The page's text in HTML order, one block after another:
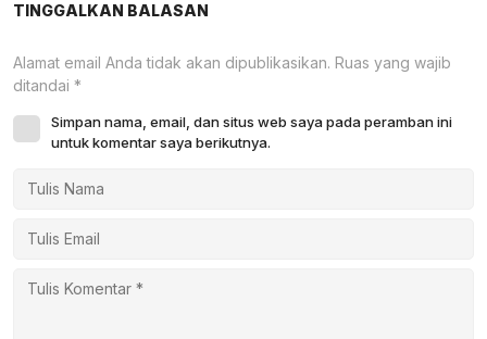
TINGGALKAN BALASAN
Alamat email Anda tidak akan dipublikasikan. Ruas yang wajib
ditandai *
Simpan nama, email, dan situs web saya pada peramban ini
untuk komentar saya berikutnya.